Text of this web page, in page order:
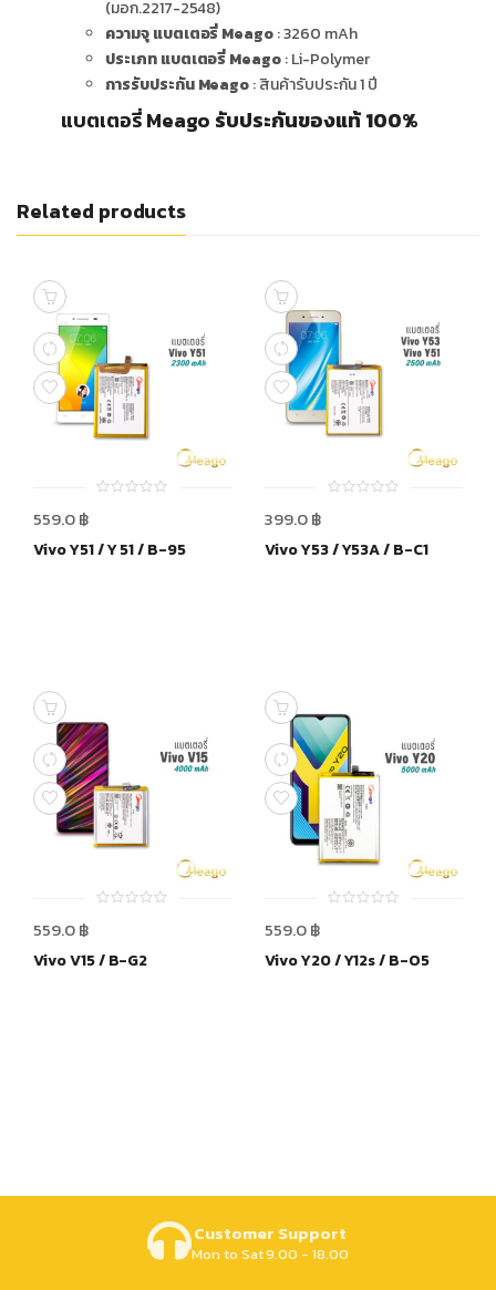
(มอก.2217-2548)
ความจุ แบตเตอรี่ Meago: 3260 mAh
ประเภท แบตเตอรี่ Meago: Li-Polymer
การรับประกัน Meago: สินค้ารับประกัน 1 ปี
แบตเตอรี่ Meago รับประกันของแท้ 100%
Related products
5
559.0฿
Vivo Y51 / Y 51 / B-95
5
399.0฿
Vivo Y53 / Y53A / B-C1
5
559.0฿
Vivo V15 / B-G2
5
559.0฿
Vivo Y20 / Y12s / B-O5
Customer Support
Mon to Sat 9.00 - 18.00